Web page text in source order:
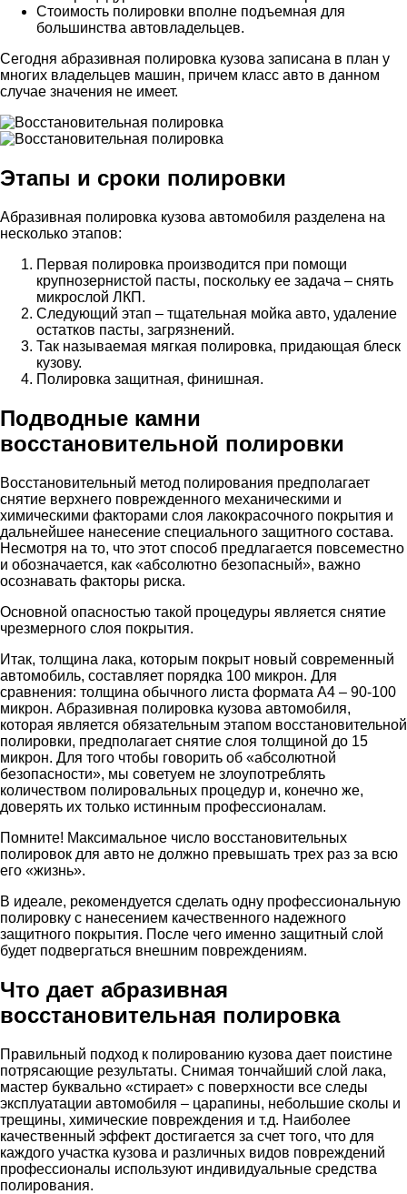
Стоимость полировки вполне подъемная для
большинства автовладельцев.
Сегодня абразивная полировка кузова записана в план у
многих владельцев машин, причем класс авто в данном
случае значения не имеет.
Этапы и сроки полировки
Абразивная полировка кузова автомобиля разделена на
несколько этапов:
Первая полировка производится при помощи
крупнозернистой пасты, поскольку ее задача – снять
микрослой ЛКП.
Следующий этап – тщательная мойка авто, удаление
остатков пасты, загрязнений.
Так называемая мягкая полировка, придающая блеск
кузову.
Полировка защитная, финишная.
Подводные камни
восстановительной полировки
Восстановительный метод полирования предполагает
снятие верхнего поврежденного механическими и
химическими факторами слоя лакокрасочного покрытия и
дальнейшее нанесение специального защитного состава.
Несмотря на то, что этот способ предлагается повсеместно
и обозначается, как «абсолютно безопасный», важно
осознавать факторы риска.
Основной опасностью такой процедуры является снятие
чрезмерного слоя покрытия.
Итак, толщина лака, которым покрыт новый современный
автомобиль, составляет порядка 100 микрон. Для
сравнения: толщина обычного листа формата А4 – 90-100
микрон. Абразивная полировка кузова автомобиля,
которая является обязательным этапом восстановительной
полировки, предполагает снятие слоя толщиной до 15
микрон. Для того чтобы говорить об «абсолютной
безопасности», мы советуем не злоупотреблять
количеством полировальных процедур и, конечно же,
доверять их только истинным профессионалам.
Помните! Максимальное число восстановительных
полировок для авто не должно превышать трех раз за всю
его «жизнь».
В идеале, рекомендуется сделать одну профессиональную
полировку с нанесением качественного надежного
защитного покрытия. После чего именно защитный слой
будет подвергаться внешним повреждениям.
Что дает абразивная
восстановительная полировка
Правильный подход к полированию кузова дает поистине
потрясающие результаты. Снимая тончайший слой лака,
мастер буквально «стирает» с поверхности все следы
эксплуатации автомобиля – царапины, небольшие сколы и
трещины, химические повреждения и т.д. Наиболее
качественный эффект достигается за счет того, что для
каждого участка кузова и различных видов повреждений
профессионалы используют индивидуальные средства
полирования.